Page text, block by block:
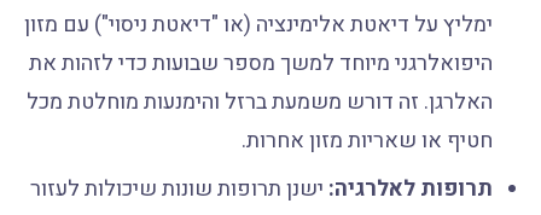
ימליץ על דיאטת אלימינציה (או "דיאטת ניסוי") עם מזון
היפואלרגני מיוחד למשך מספר שבועות כדי לזהות את
האלרגן. זה דורש משמעת ברזל והימנעות מוחלטת מכל
חטיף או שאריות מזון אחרות.
תרופות לאלרגיה:ישנן תרופות שונות שיכולות לעזור